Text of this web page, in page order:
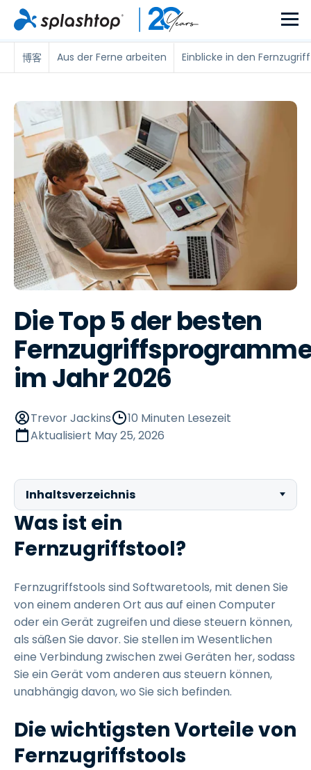
博客 Aus der Ferne arbeiten Einblicke in den Fernzugriff
Die Top 5 der besten
im Jahr 2026
Trevor Jackins
10 Minuten Lesezeit
Aktualisiert May 25, 2026
Inhaltsverzeichnis
Was ist ein
Fernzugriffstool?
Fernzugriffstools sind Softwaretools, mit denen Sie
von einem anderen Ort aus auf einen Computer
oder ein Gerät zugreifen und diese steuern können,
als säßen Sie davor. Sie stellen im Wesentlichen
eine Verbindung zwischen zwei Geräten her, sodass
Sie ein Gerät vom anderen aus steuern können,
unabhängig davon, wo Sie sich befinden.
Die wichtigsten Vorteile von
Fernzugriffstools